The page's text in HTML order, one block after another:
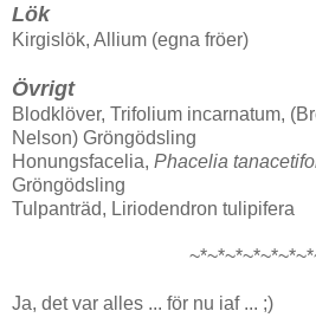
Lök
Kirgislök, Allium (egna fröer)
Övrigt
Blodklöver, Trifolium incarnatum,
Nelson) Gröngödsling
Honungsfacelia, Phacelia
Gröngödsling
Tulpanträd, Liriodendron tulipifera
Ja, det var alles ... för nu iaf ... ;)